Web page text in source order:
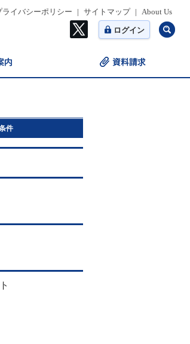
ライバシーポリシー | サイトマップ | About Us
ログイン
件